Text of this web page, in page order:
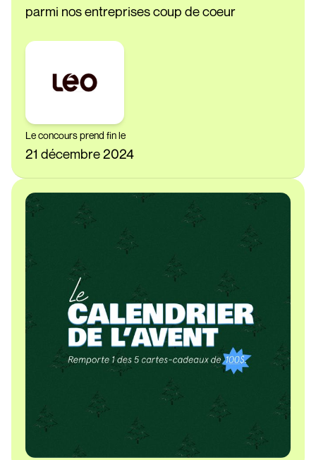
parmi nos entreprises coup de coeur
Le concours prend fin le
21 décembre 2024